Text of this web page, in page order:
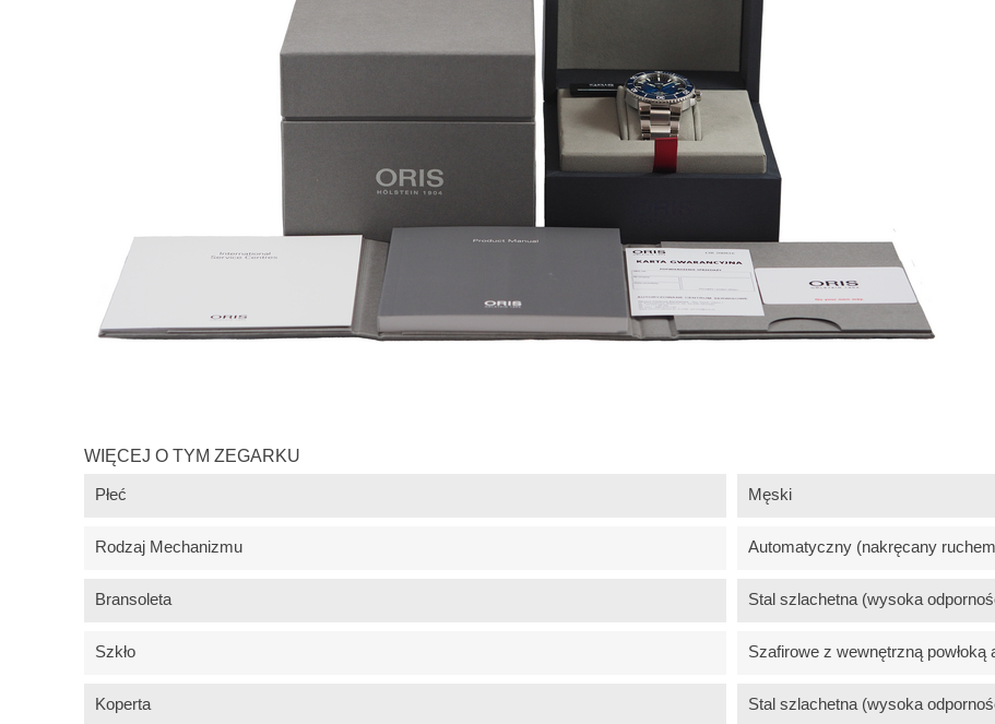
WIĘCEJ O TYM ZEGARKU
Płeć Męski
Rodzaj Mechanizmu Automatyczny (nakręcany
Bransoleta Stal szlachetna (wysoka
Szkło Szafirowe z wewnętrzną powłoką
Koperta Stal szlachetna (wysoka